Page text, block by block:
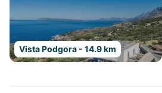
Vista Podgora - 14.9 km